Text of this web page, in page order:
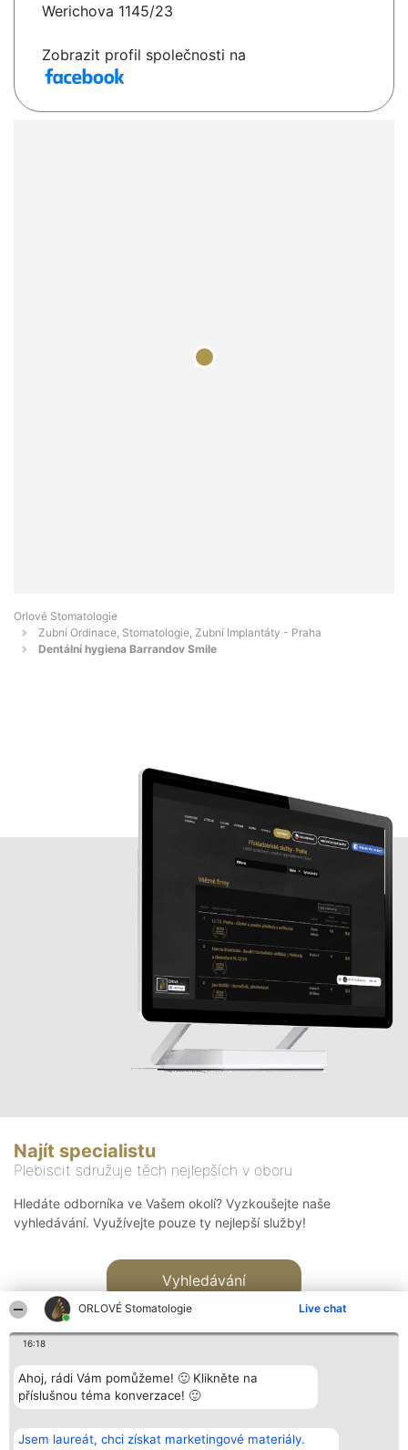
ORLOVÉ Stomatologie Live chat
16:18
Ahoj, rádi Vám pomůžeme! 🙂 Klikněte na
příslušnou téma konverzace! 🙂
Jsem laureát, chci získat marketingové materiály.
Werichova 1145/23
Zobrazit profil společnosti na
Orlové Stomatologie
Zubní Ordinace, Stomatologie, Zubní Implantáty - Praha
Dentální hygiena Barrandov Smile
Najít specialistu
Plebiscit sdružuje těch nejlepších v oboru
Hledáte odborníka ve Vašem okolí? Vyzkoušejte naše
vyhledávání. Využívejte pouze ty nejlepší služby!
Vyhledávání
Bright Side Solutions sp. z o.
o. sp. k.
Vítězové
Seznam všech
Kontakt